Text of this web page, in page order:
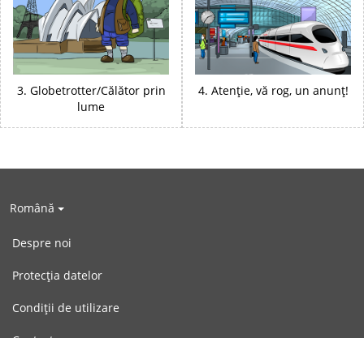
3. Globetrotter/Călător prin
lume
4. Atenție, vă rog, un anunț!
Română
Despre noi
Protecția datelor
Condiții de utilizare